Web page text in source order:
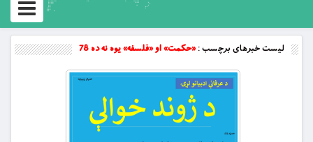
Toggle
لیست خبرهای برچسب :«حکمت» او «فلسفه» یوه نه ده 78